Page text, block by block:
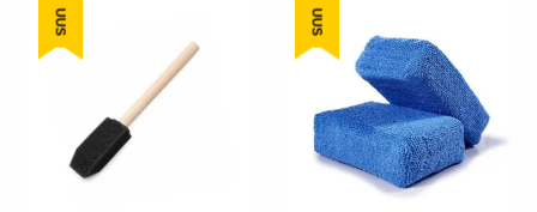
UUS UUS